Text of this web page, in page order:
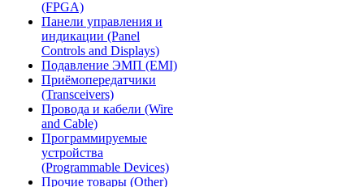
(FPGA)
Панели управления и
индикации (Panel
Controls and Displays)
Подавление ЭМП (EMI)
Приёмопередатчики
(Transceivers)
Провода и кабели (Wire
and Cable)
Программируемые
устройства
(Programmable Devices)
Прочие товары (Other)